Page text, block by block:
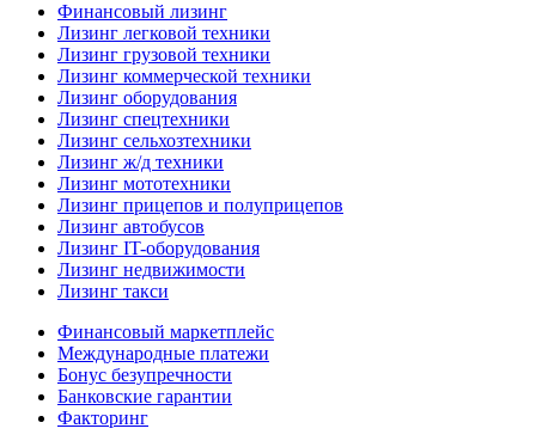
Финансовый лизинг
Лизинг легковой техники
Лизинг грузовой техники
Лизинг коммерческой техники
Лизинг оборудования
Лизинг спецтехники
Лизинг сельхозтехники
Лизинг ж/д техники
Лизинг мототехники
Лизинг прицепов и полуприцепов
Лизинг автобусов
Лизинг IT-оборудования
Лизинг недвижимости
Лизинг такси
Финансовый маркетплейс
Международные платежи
Бонус безупречности
Банковские гарантии
Факторинг